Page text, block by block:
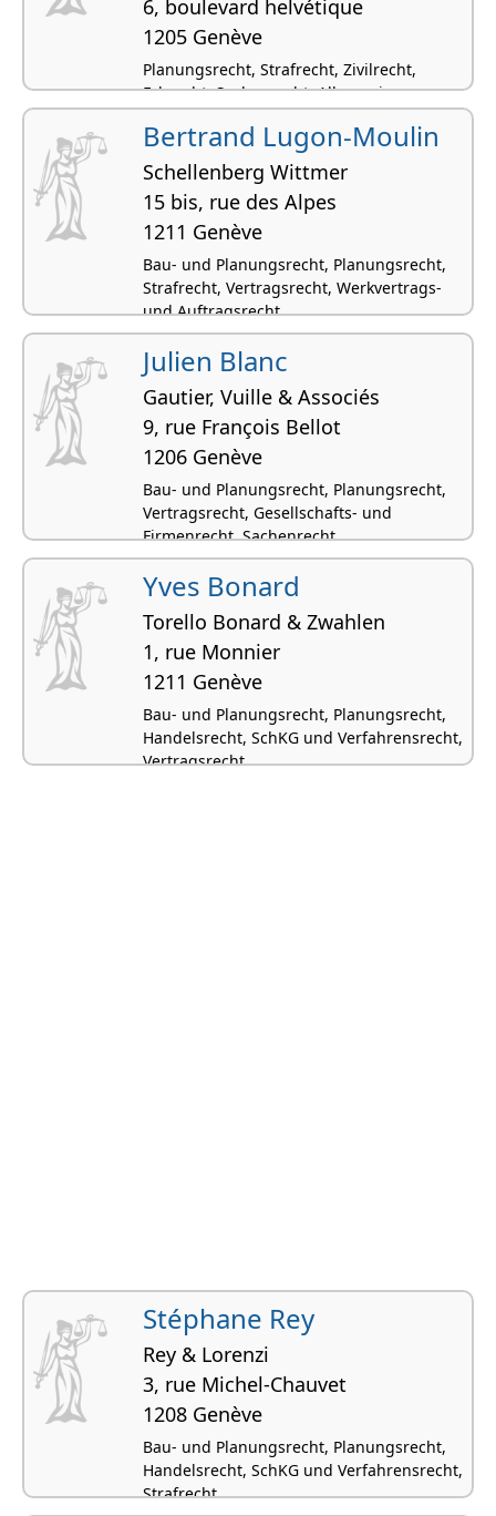
6, boulevard helvétique
1205 Genève
Planungsrecht, Strafrecht, Zivilrecht,
Erbrecht, Sachenrecht, Allgemeines
Strafrecht
Bertrand Lugon-Moulin
Schellenberg Wittmer
15 bis, rue des Alpes
1211 Genève
Bau- und Planungsrecht, Planungsrecht,
Strafrecht, Vertragsrecht, Werkvertrags-
und Auftragsrecht
Julien Blanc
Gautier, Vuille & Associés
9, rue François Bellot
1206 Genève
Bau- und Planungsrecht, Planungsrecht,
Vertragsrecht, Gesellschafts- und
Firmenrecht, Sachenrecht
Yves Bonard
Torello Bonard & Zwahlen
1, rue Monnier
1211 Genève
Bau- und Planungsrecht, Planungsrecht,
Handelsrecht, SchKG und Verfahrensrecht,
Vertragsrecht
Stéphane Rey
Rey & Lorenzi
3, rue Michel-Chauvet
1208 Genève
Bau- und Planungsrecht, Planungsrecht,
Handelsrecht, SchKG und Verfahrensrecht,
Strafrecht